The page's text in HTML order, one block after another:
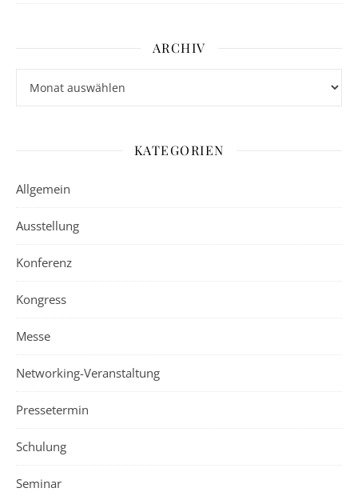
ARCHIV
KATEGORIEN
Allgemein
Ausstellung
Konferenz
Kongress
Messe
Networking-Veranstaltung
Pressetermin
Schulung
Seminar